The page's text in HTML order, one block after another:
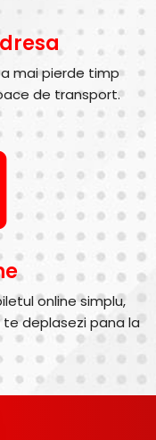
mai pierde timp
de transport.
online simplu,
deplasezi pana la